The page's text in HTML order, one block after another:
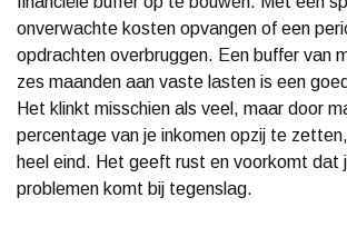
onverwachte kosten opvangen of een
opdrachten overbruggen. Een buffer van
zes maanden aan vaste lasten is een
Het klinkt misschien als veel, maar door
percentage van je inkomen opzij te
heel eind. Het geeft rust en voorkomt dat
problemen komt bij tegenslag.